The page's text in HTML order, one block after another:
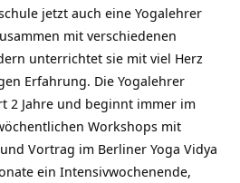
jetzt auch eine Yogalehrer
mit verschiedenen
unterrichtet sie mit viel Herz
Erfahrung. Die Yogalehrer
2 Jahre und beginnt immer im
Workshops mit
Vortrag im Berliner Yoga Vidya
ein Intensivwochenende,